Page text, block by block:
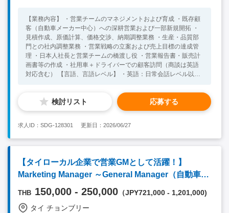
以上 ・プレス金型技術および金型工程に関する知識をお持ちの
方 ・新モデル開発、工程計画、金型トライ、量産立ち上げに関
する経験をお持ちの方 ・Excel、Word、PowerPointなど、基本
的なPCスキルをお持ちの方 【歓迎要件】 ・金型の構造や調整方
法を理解し、実際に金型に触れてきた経験をお持ちの方 ・金型
制作の工程管理、または外注先に発注している金型の進捗・納期
管理経験をお持ちの方 ・自動車部品メーカーでの新モデル立ち
知識をお持ちの方 ・タイ語でのコミュニケーションが可能な方
【人物像】 ・日常業務においてローカルスタッフとコミュニケ
ーションを取りながら業務を進められる方 ・技術部門の管理職
として、メンバー指導や業務管理を担える方 ・必要に応じて国
【業務内容】 ・営業チームのマネジメントおよび育成 ・既存顧
客（自動車メーカー中心）への深耕営業および一部新規開拓 ・
見積作成、原価計算、価格交渉、納期調整業務 ・生産・品質部
門との社内調整業務 ・営業戦略の立案および売上目標の達成管
理 ・日本人社長と営業チームの橋渡し役 ・営業報告書・販売計
画書等の作成 ・社用車＋ドライバーでの顧客訪問（商談は英語
対応含む） 【言語、言語レベル】 ・英語：日常会話レベル以上
価計算、価格交渉経験 ・英語：日常会話レベル以上(ローカル顧
客との商談使用) 【歓迎要件】 ・部下のマネジメント経験 ・プ
タイ語日常会話レベル以上
検討リスト 応募する
求人ID：SDG-128301 更新日：2026/06/27
【タイローカル企業で営業GMとして活躍！】
Marketing Manager ～General Manager（自動車部
品）チョンブリ＊英文レジュメ必須
THB 150,000 - 250,000 （JPY721,000 - 1,201,000)
タイ チョンブリー